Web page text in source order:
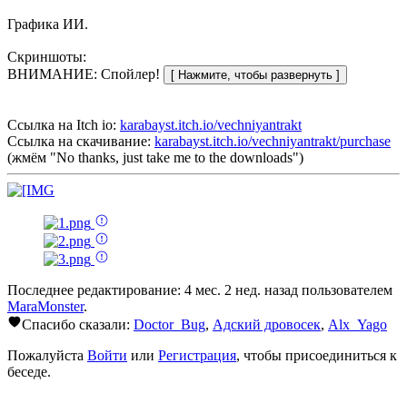
Графика ИИ.
Скриншоты:
ВНИМАНИЕ: Спойлер!
Ссылка на Itch io: karabayst.itch.io/vechniyantrakt
Ссылка на скачивание: karabayst.itch.io/vechniyantrakt/purchase
(жмём "No thanks, just take me to the downloads")
Последнее редактирование: 4 мес. 2 нед. назад пользователем
MaraMonster.
Спасибо сказали: Doctor_Bug, Адский дровосек, Alx_Yago
Пожалуйста Войти или Регистрация, чтобы присоединиться к
беседе.